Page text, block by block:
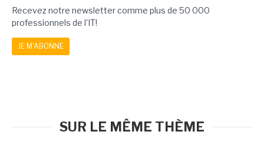
Recevez notre newsletter comme plus de 50 000
professionnels de l'IT!
JE M'ABONNE
SUR LE MÊME THÈME